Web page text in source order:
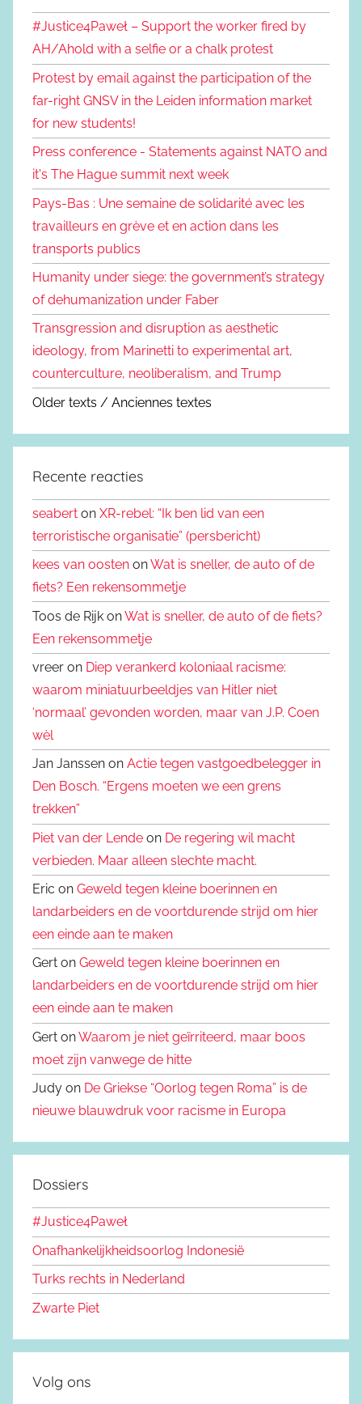
#Justice4Paweł – Support the worker fired by
AH/Ahold with a selfie or a chalk protest
Protest by email against the participation of the
far-right GNSV in the Leiden information market
for new students!
Press conference - Statements against NATO and
it's The Hague summit next week
Pays-Bas : Une semaine de solidarité avec les
travailleurs en grève et en action dans les
transports publics
Humanity under siege: the government’s strategy
of dehumanization under Faber
Transgression and disruption as aesthetic
ideology, from Marinetti to experimental art,
counterculture, neoliberalism, and Trump
Older texts / Anciennes textes
Recente reacties
seabert on XR-rebel: “Ik ben lid van een
terroristische organisatie” (persbericht)
kees van oosten onWat is sneller, de auto of de
fiets? Een rekensommetje
Toos de Rijk onWat is sneller, de auto of de fiets?
Een rekensommetje
vreer on Diep verankerd koloniaal racisme:
waarom miniatuurbeeldjes van Hitler niet
‘normaal’ gevonden worden, maar van J.P. Coen
wèl
Jan Janssen on Actie tegen vastgoedbelegger in
Den Bosch. “Ergens moeten we een grens
trekken”
Piet van der Lende on De regering wil macht
verbieden. Maar alleen slechte macht.
Eric on Geweld tegen kleine boerinnen en
landarbeiders en de voortdurende strijd om hier
een einde aan te maken
Gert on Geweld tegen kleine boerinnen en
landarbeiders en de voortdurende strijd om hier
een einde aan te maken
Gert onWaarom je niet geïrriteerd, maar boos
moet zijn vanwege de hitte
Judy on De Griekse “Oorlog tegen Roma” is de
nieuwe blauwdruk voor racisme in Europa
Dossiers
#Justice4Paweł
Onafhankelijkheidsoorlog Indonesië
Turks rechts in Nederland
Zwarte Piet
Volg ons